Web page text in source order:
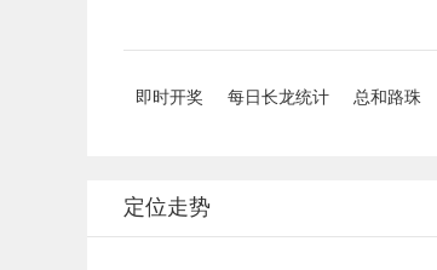
即时开奖 每日长龙统计 总和路珠
定位走势